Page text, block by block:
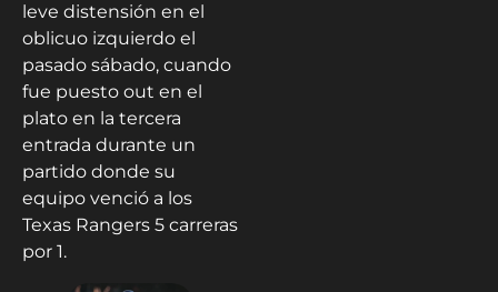
leve distensión en el
oblicuo izquierdo el
pasado sábado, cuando
fue puesto out en el
plato en la tercera
entrada durante un
partido donde su
equipo venció a los
Texas Rangers 5 carreras
por 1.